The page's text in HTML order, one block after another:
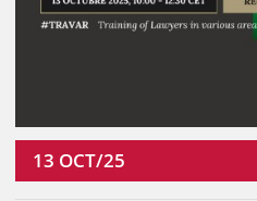
13 OCT/25